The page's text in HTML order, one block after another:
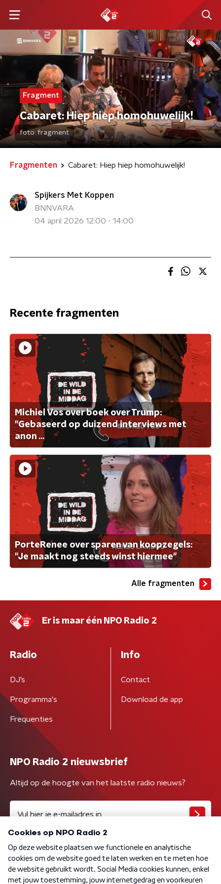
Fragment
Cabaret: Hiep hiep homohuwelijk!
foto: fragment
Fragmenten Cabaret: Hiep hiep homohuwelijk!
Spijkers Met Koppen
BNNVARA
04 april 2026 12:00 - 14:00
Recente fragmenten
Michiel Vos over boek over Trump:
"Gebaseerd op duizend interviews met
anon ...
PorteRenee over sparen van koopzegels:
"Je maakt nog steeds winst hiermee"
Alle fragmenten
Er is maar één NPO Radio 2
Radio
DJ’s
Programma's
Frequenties
Info
Contact
Download de app
NPO Radio 2 nieuwsbrief
Altijd op de hoogte van het laatste radio nieuws?
Algemene voorwaarden